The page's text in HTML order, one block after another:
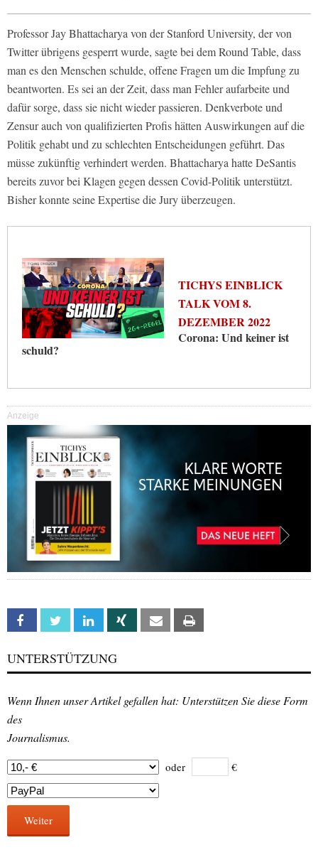
Professor Jay Bhattacharya von der Stanford University, der von
Twitter übrigens gesperrt wurde, sagte bei dem Round Table, dass
man es den Menschen schulde, offene Fragen um die Impfung zu
beantworten. Es sei an der Zeit, dass man Fehler aufarbeite und
dafür sorge, dass sie nicht wieder passieren. Denkverbote und
Zensur auch von qualifizierten Profis hätten Auswirkungen auf die
Politik gehabt und zu schlechten Entscheidungen geführt. Das
müsse zukünftig verhindert werden. Bhattacharya hatte DeSantis
bereits zuvor bei Klagen gegen dessen Covid-Politik unterstützt.
Bisher konnte seine Expertise die Jury überzeugen.
TICHYS EINBLICK
TALK VOM 8.
DEZEMBER 2022
Corona: Und keiner ist
schuld?
Anzeige
Facebook Twitter Linkedin Xing Email
UNTERSTÜTZUNG
Wenn Ihnen unser Artikel gefallen hat: Unterstützen Sie diese Form
des
Journalismus.
oder €
Weiter